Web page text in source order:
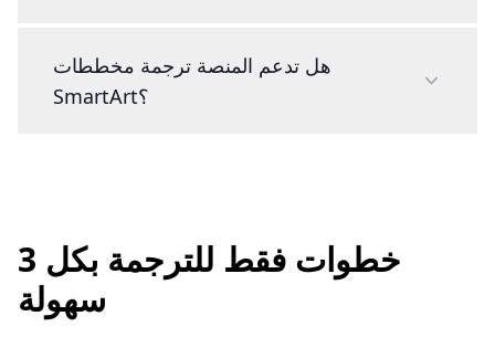
هل تدعم المنصة ترجمة مخططات
SmartArt؟
3 خطوات فقط للترجمة بكل
سهولة